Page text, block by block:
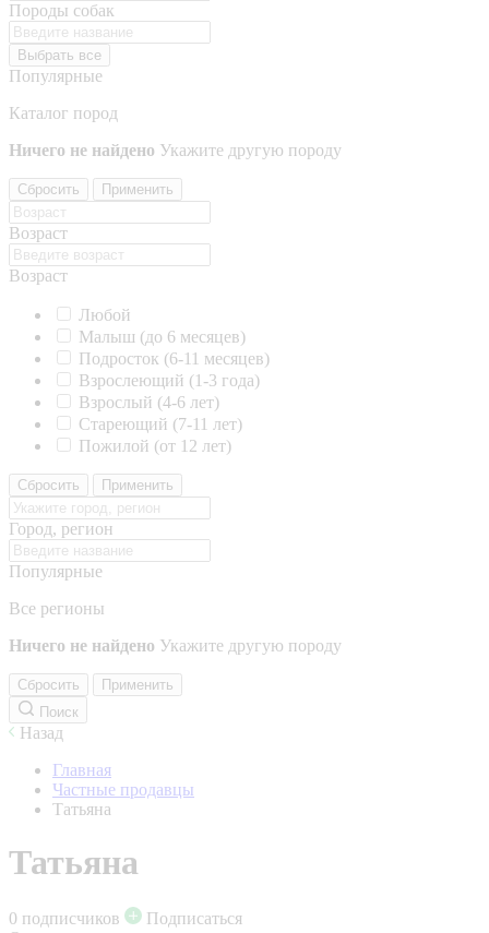
Породы собак
Выбрать все
Популярные
Каталог пород
Ничего не найдено Укажите другую породу
Сбросить Применить
Возраст
Возраст
Любой
Малыш (до 6 месяцев)
Подросток (6-11 месяцев)
Взрослеющий (1-3 года)
Взрослый (4-6 лет)
Стареющий (7-11 лет)
Пожилой (от 12 лет)
Сбросить Применить
Город, регион
Популярные
Все регионы
Ничего не найдено Укажите другую породу
Сбросить
Применить
Поиск
Назад
Главная
Частные продавцы
Татьяна
Татьяна
0 подписчиков
Подписаться